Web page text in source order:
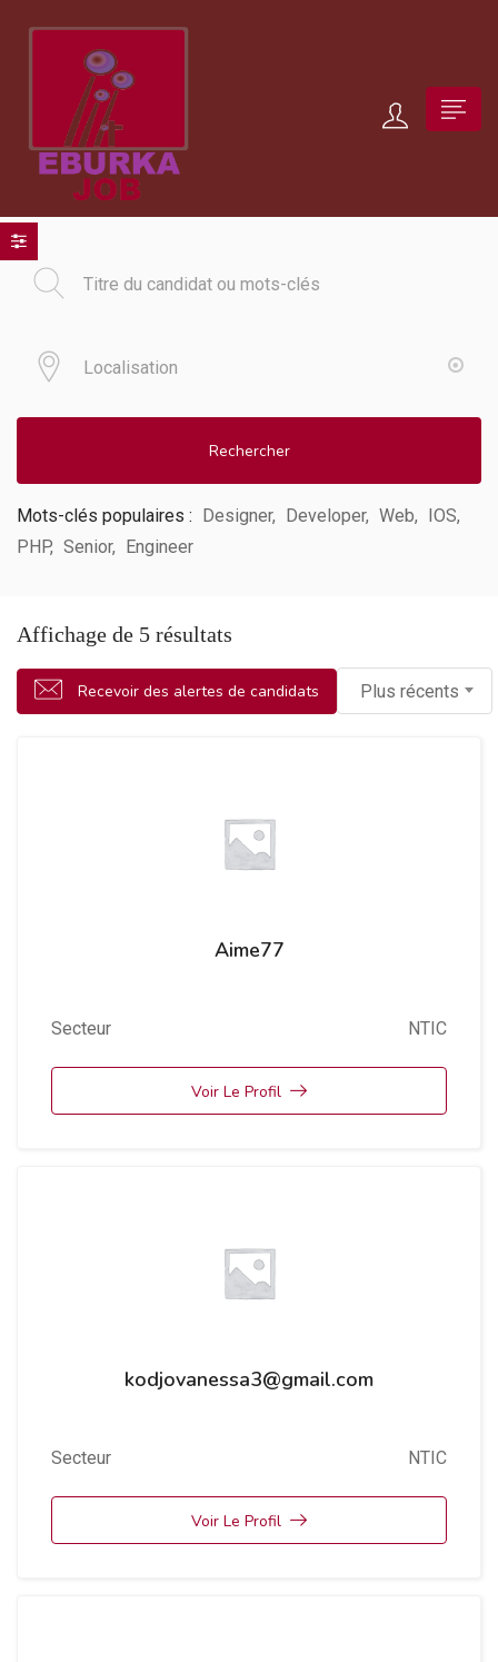
Rechercher
Mots-clés populaires : Designer Developer Web
IOS
PHP
Senior Engineer
Affichage de 5 résultats
Recevoir des alertes de candidats Plus récents
Aime77
Secteur NTIC
Voir Le Profil
kodjovanessa3@gmail.com
Secteur NTIC
Voir Le Profil